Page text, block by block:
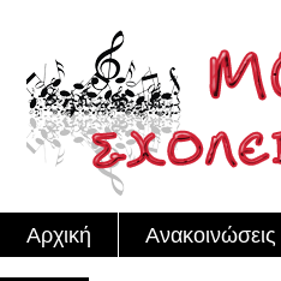
Αρχική Ανακοινώσεις